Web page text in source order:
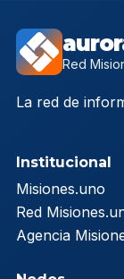
Red
La red de
Institucional
Misiones.uno
Red
Agencia